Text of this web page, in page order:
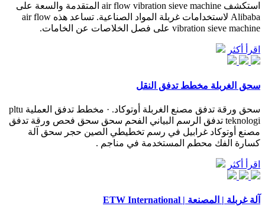
استكشف air flow vibration sieve machine المتقدمة والسعة على
Alibaba لاستخدامات غربلة المواد الصناعية. تساعد هذه air flow
vibration sieve machine على فصل الخلاصات عن الخامات.
اقرأ أكثر
سحق الغربلة مخطط تدفق النقل
سحق ورقة تدفق مصنع الغربلة أوتوكاد. · مخطط تدفق العملية pltu
teknologi تدفق الرسم البياني الفحم سحق سحق فحص ورقة تدفق
مصنع أوتوكاد غرابيل في رسم تخطيطي الصين حجر سحق آلة
كسارة الفك محطم المستخدمة في مناجم .
اقرأ أكثر
آلة غربلة | المصنعة | ETW International